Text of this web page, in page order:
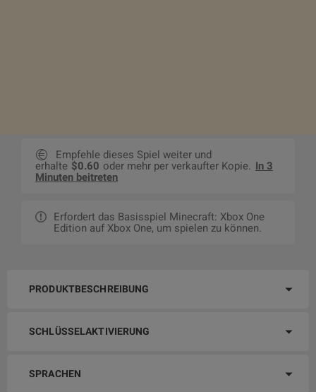
Empfehle dieses Spiel weiter und
erhalte $0.60 oder mehr per verkaufter Kopie. In 3
Minuten beitreten
Erfordert das Basisspiel Minecraft: Xbox One
Edition auf Xbox One, um spielen zu können.
PRODUKTBESCHREIBUNG
SCHLÜSSELAKTIVIERUNG
SPRACHEN